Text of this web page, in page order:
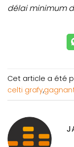
délai minimum
Cet article a été
celti grafy,